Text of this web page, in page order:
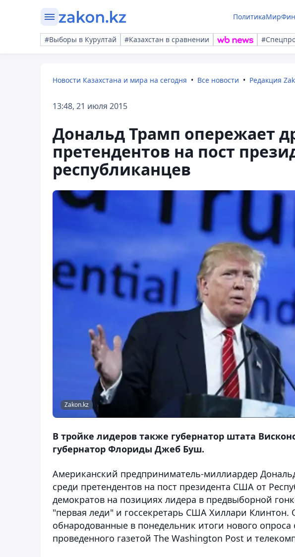
ПолитикаМир
#Выборы в Курултай #Казахстан в сравнении
Новости Казахстана и мира на сегодня Все новости Редакция
13:48, 21 июля 2015
Дональд Трамп опережает
претендентов на пост
республиканцев
Zakon.kz
В тройке лидеров также губернатор штата
губернатор Флориды Джеб Буш.
Американский предприниматель-миллиардер
среди претендентов на пост президента США от
демократов на позициях лидера в предвыборной
"первая леди" и госсекретарь США Хиллари Клинтон.
обнародованные в понедельник итоги нового
проведенного газетой The Washington Post и